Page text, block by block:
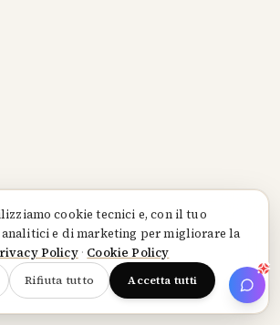
cookie tecnici e, con il tuo
analitici e di marketing per migliorare la
Policy· Cookie Policy
Rifiuta tutto Accetta tutti